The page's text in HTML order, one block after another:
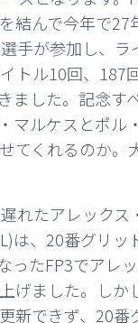
結んで今年で27
手が参加し、ラ
トル10回、187
ました。記念す
マルケスとポル
てくれるのか。
れたアレックス
は、20番グリ
ったFP3でアレ
げました。しか
新できず、20番